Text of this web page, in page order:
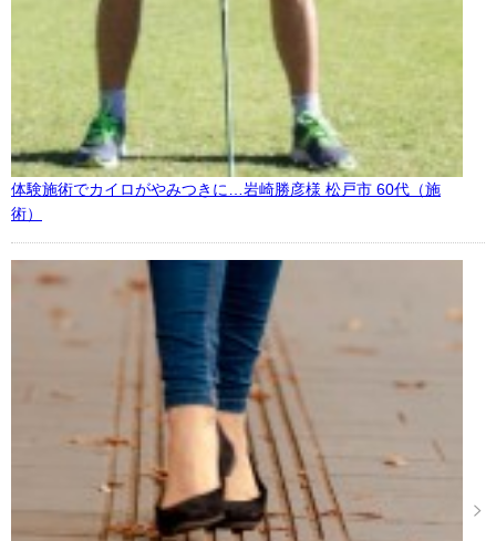
体験施術でカイロがやみつきに…岩崎勝彦様 松戸市 60代（施
術）